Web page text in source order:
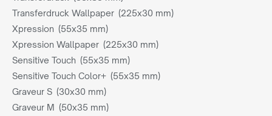
Transferdruck Wallpaper (225x30 mm)
Xpression (55x35 mm)
Xpression Wallpaper (225x30 mm)
Sensitive Touch (55x35 mm)
Sensitive Touch Color+ (55x35 mm)
Graveur S (30x30 mm)
Graveur M (50x35 mm)